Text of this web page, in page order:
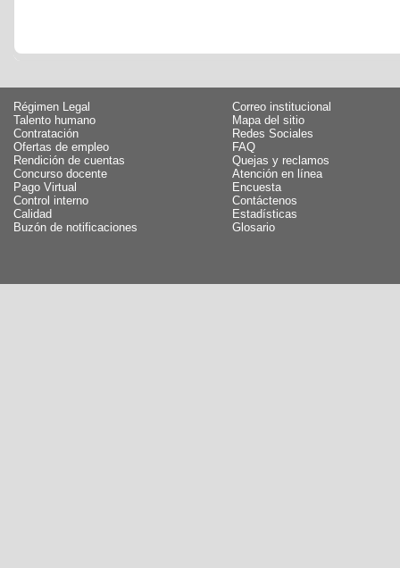
Régimen Legal
Talento humano
Contratación
Ofertas de empleo
Rendición de cuentas
Concurso docente
Pago Virtual
Control interno
Calidad
Buzón de notificaciones
Correo institucional
Mapa del sitio
Redes Sociales
FAQ
Quejas y reclamos
Atención en línea
Encuesta
Contáctenos
Estadísticas
Glosario